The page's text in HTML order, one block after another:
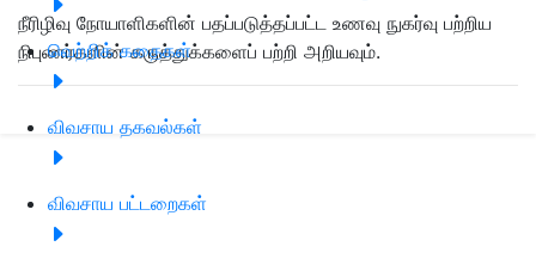
வெற்றிக் கதைகள்
விவசாய தகவல்கள்
விவசாய பட்டறைகள்
நீரிழிவு நோயாளிகளின் பதப்படுத்தப்பட்ட உணவு நுகர்வு பற்றிய
நிபுணர்களின் கருத்துக்களைப் பற்றி அறியவும்.